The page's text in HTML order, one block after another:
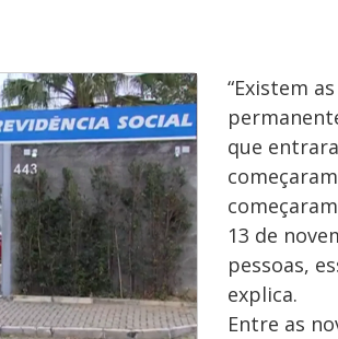
e
o
“Existem
que
13 de
pessoas,
explica.
Entre as